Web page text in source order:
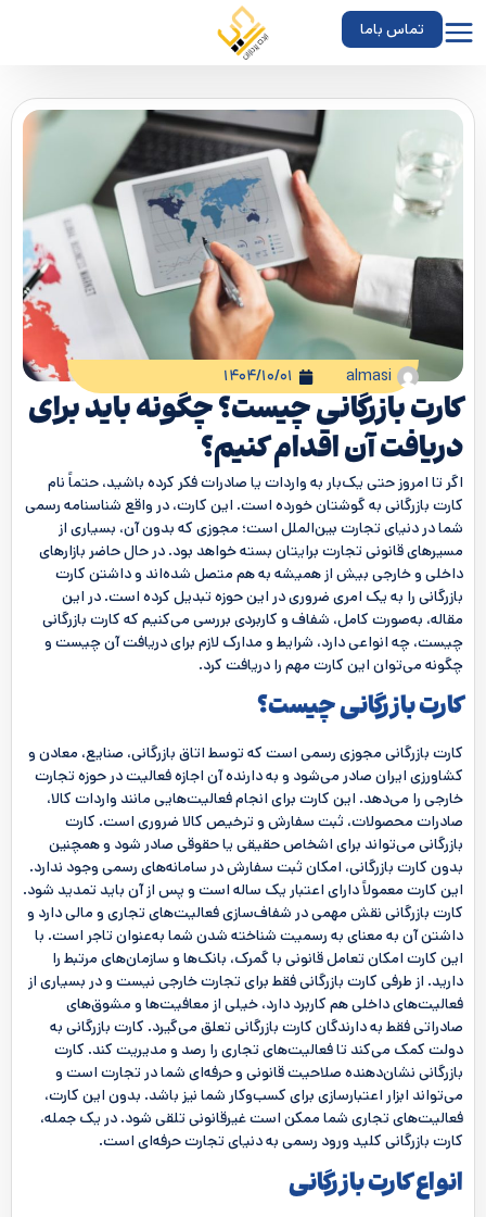
تماس باما
almasi ۱۴۰۴/۱۰/۰۱
کارت بازرگانی چیست؟ چگونه باید برای
دریافت آن اقدام کنیم؟
اگر تا امروز حتی یک‌بار به واردات یا صادرات فکر کرده باشید، حتماً نام
کارت بازرگانی به گوشتان خورده است. این کارت، در واقع شناسنامه رسمی
شما در دنیای تجارت بین‌الملل است؛ مجوزی که بدون آن، بسیاری از
مسیرهای قانونی تجارت برایتان بسته خواهد بود. در حال حاضر بازارهای
داخلی و خارجی بیش از همیشه به هم متصل شده‌اند و داشتن کارت
بازرگانی را به یک امری ضروری در این حوزه تبدیل کرده است. در این
مقاله، به‌صورت کامل، شفاف و کاربردی بررسی می‌کنیم که کارت بازرگانی
چیست، چه انواعی دارد، شرایط و مدارک لازم برای دریافت آن چیست و
چگونه می‌توان این کارت مهم را دریافت کرد.
کارت بازرگانی چیست؟
کارت بازرگانی مجوزی رسمی است که توسط اتاق بازرگانی، صنایع، معادن و
کشاورزی ایران صادر می‌شود و به دارنده آن اجازه فعالیت در حوزه تجارت
خارجی را می‌دهد. این کارت برای انجام فعالیت‌هایی مانند واردات کالا،
صادرات محصولات، ثبت سفارش و ترخیص کالا ضروری است. کارت
بازرگانی می‌تواند برای اشخاص حقیقی یا حقوقی صادر شود و همچنین
بدون کارت بازرگانی، امکان ثبت سفارش در سامانه‌های رسمی وجود ندارد.
این کارت معمولاً دارای اعتبار یک‌ ساله است و پس از آن باید تمدید شود.
کارت بازرگانی نقش مهمی در شفاف‌سازی فعالیت‌های تجاری و مالی دارد و
داشتن آن به معنای به رسمیت شناخته شدن شما به‌عنوان تاجر است. با
این کارت امکان تعامل قانونی با گمرک، بانک‌ها و سازمان‌های مرتبط را
دارید. از طرفی کارت بازرگانی فقط برای تجارت خارجی نیست و در بسیاری از
فعالیت‌های داخلی هم کاربرد دارد، خیلی از معافیت‌ها و مشوق‌های
صادراتی فقط به دارندگان کارت بازرگانی تعلق می‌گیرد. کارت بازرگانی به
دولت کمک می‌کند تا فعالیت‌های تجاری را رصد و مدیریت کند. کارت
بازرگانی نشان‌دهنده صلاحیت قانونی و حرفه‌ای شما در تجارت است و
می‌تواند ابزار اعتبارسازی برای کسب‌وکار شما نیز باشد. بدون این کارت،
فعالیت‌های تجاری شما ممکن است غیرقانونی تلقی شود. در یک جمله،
کارت بازرگانی کلید ورود رسمی به دنیای تجارت حرفه‌ای است.
انواع کارت بازرگانی